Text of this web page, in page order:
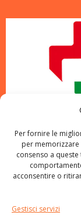
Per fornire le
per
consenso a
acconsentire o
Gestisci servizi